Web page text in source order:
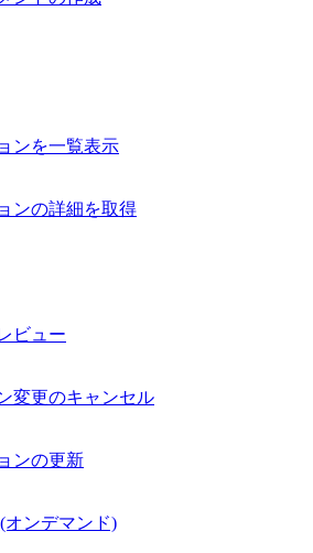
ンを一覧表示
ンの詳細を取得
ビュー
変更のキャンセル
ンの更新
オンデマンド)